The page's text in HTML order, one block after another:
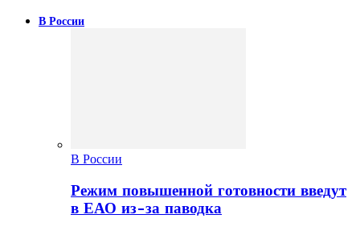
В России
В России
Режим повышенной готовности введут
в ЕАО из-за паводка